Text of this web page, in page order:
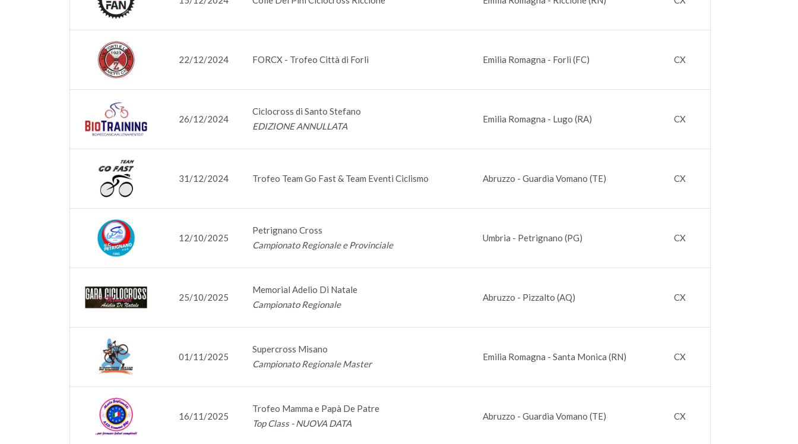
22/12/2024 FORCX - Trofeo Città di Forlì Emilia Romagna - Forlì (FC) CX
26/12/2024
Ciclocross di Santo Stefano
EDIZIONE ANNULLATA
Emilia Romagna - Lugo (RA) CX
31/12/2024 Trofeo Team Go Fast & Team Eventi Ciclismo Abruzzo - Guardia Vomano (TE) CX
12/10/2025
Petrignano Cross
Campionato Regionale e Provinciale
Umbria - Petrignano (PG) CX
25/10/2025
Memorial Adelio Di Natale
Campionato Regionale
Abruzzo - Pizzalto (AQ) CX
01/11/2025
Supercross Misano
Campionato Regionale Master
Emilia Romagna - Santa Monica (RN) CX
16/11/2025
Trofeo Mamma e Papà De Patre
Top Class - NUOVA DATA
Abruzzo - Guardia Vomano (TE) CX